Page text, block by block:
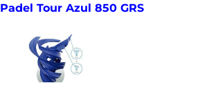
Padel Tour Azul 850 GRS